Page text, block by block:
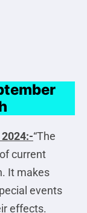
“The
current
It makes
events
effects.